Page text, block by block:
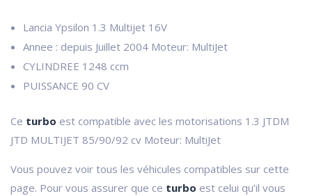
Lancia Ypsilon 1.3 Multijet 16V
Annee : depuis Juillet 2004 Moteur: MultiJet
CYLINDREE 1248 ccm
PUISSANCE 90 CV
Ce turbo est compatible avec les motorisations 1.3 JTDM
JTD MULTIJET 85/90/92 cv Moteur: MultiJet
Vous pouvez voir tous les véhicules compatibles sur cette
page. Pour vous assurer que ce turbo est celui qu’il vous